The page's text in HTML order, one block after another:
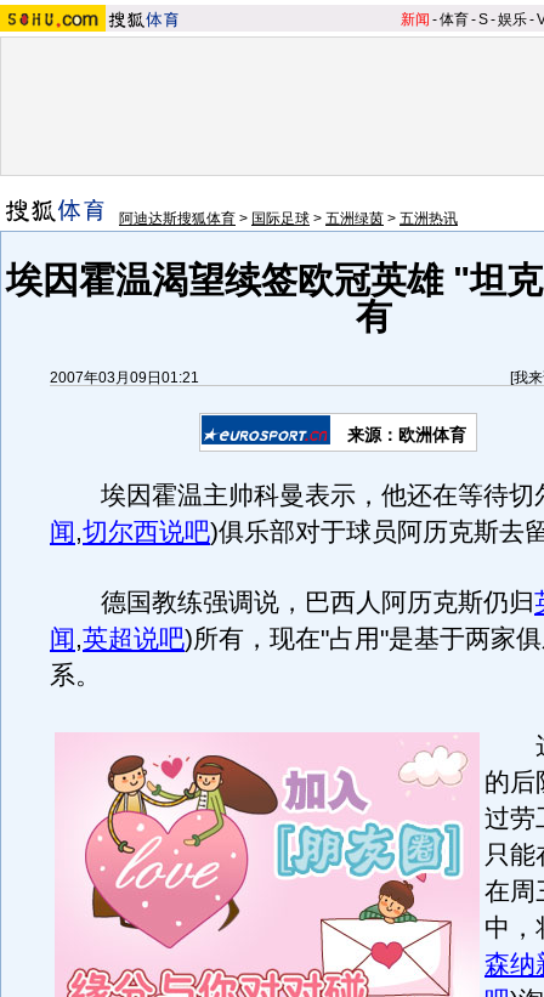
新闻 -体育-S-娱乐-
阿迪达斯搜狐体育 > 国际足球 > 五洲绿茵 > 五洲热讯
埃因霍温渴望续签欧冠英雄 "坦
有
2007年03月09日01:21 [我
来源：欧洲体育
埃因霍温主帅科曼表示，他还在等待切
闻,切尔西说吧)俱乐部对于球员阿历克斯去
德国教练强调说，巴西人阿历克斯仍归
闻,英超说吧)所有，现在"占用"是基于两家
系。
这
的后
过劳
只能
在周
中，
森纳